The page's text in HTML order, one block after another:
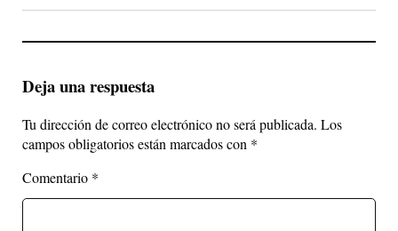
Deja una respuesta
Tu dirección de correo electrónico no será publicada. Los
campos obligatorios están marcados con *
Comentario *